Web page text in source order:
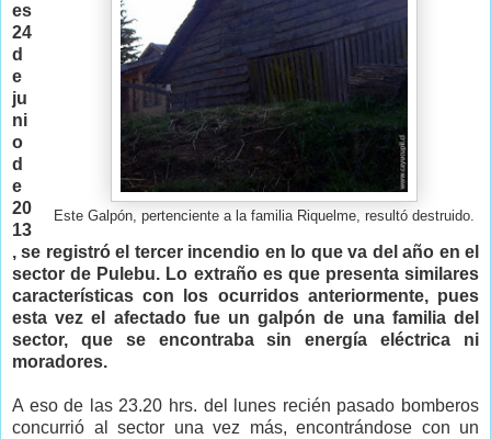
Este Galpón, pertenciente a la familia Riquelme, resultó destruido.
es
24
d
e
ju
ni
o
d
e
20
13
, se registró el tercer incendio en lo que va del año en el
sector de Pulebu. Lo extraño es que presenta similares
características con los ocurridos anteriormente, pues
esta vez el afectado fue un galpón de una familia del
sector, que se encontraba sin energía eléctrica ni
moradores.
A eso de las 23.20 hrs. del lunes recién pasado bomberos
concurrió al sector una vez más, encontrándose con un